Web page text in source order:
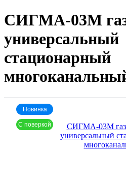
СИГМА-03М
универсальный
стационарный
Новинка
С поверкой